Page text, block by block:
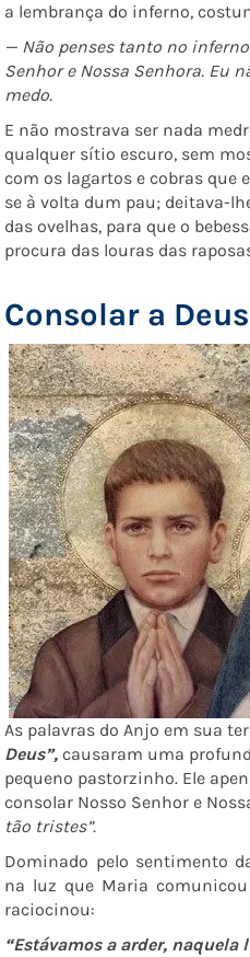
a lembrança do inferno,
— Não penses tanto no
Senhor e Nossa Senhora. Eu
medo.
E não mostrava ser nada
qualquer sítio escuro, sem
com os lagartos e cobras que
se à volta dum pau; deitava-
das ovelhas, para que o
procura das louras das
Consolar a Deus
As palavras do Anjo em sua
Deus”,causaram uma
pequeno pastorzinho. Ele
consolar Nosso Senhor e
tão tristes”.
Dominado pelo sentimento
na luz que Maria
raciocinou:
“Estávamos a arder, naquela